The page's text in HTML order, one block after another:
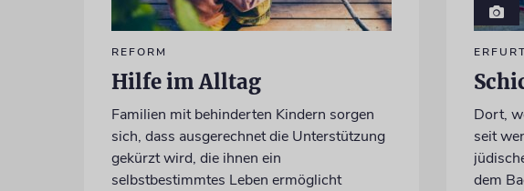
REFORM
Hilfe im Alltag
Familien mit behinderten Kindern sorgen
sich, dass ausgerechnet die Unterstützung
gekürzt wird, die ihnen ein
selbstbestimmtes Leben ermöglicht
ERFURT
Dort,
seit
dem